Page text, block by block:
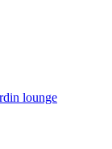
lounge